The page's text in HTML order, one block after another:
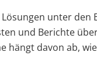
Lösungen unter den
und Berichte
hängt davon ab,